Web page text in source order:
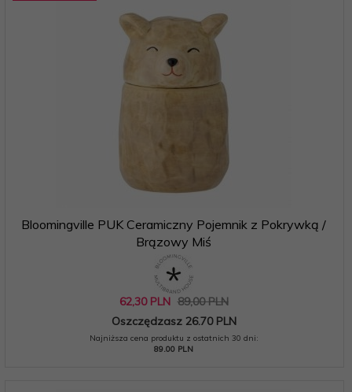
Bloomingville PUK Ceramiczny Pojemnik z Pokrywką /
Brązowy Miś
62,30 PLN 89,00 PLN
Oszczędzasz 26.70 PLN
Najniższa cena produktu z ostatnich 30 dni:
89.00 PLN